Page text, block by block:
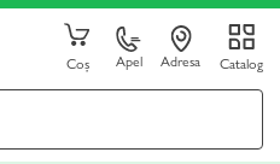
Coș Apel Adresa Catalog